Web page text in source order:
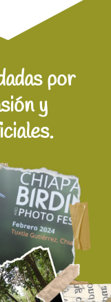
por
y